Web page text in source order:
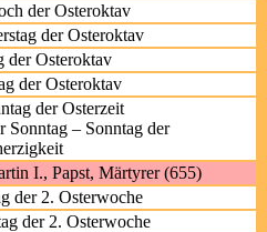
der Osteroktav
der Osteroktav
der Osteroktav
der Osteroktav
der Osterzeit
Sonntag – Sonntag der
I., Papst, Märtyrer (655)
der 2. Osterwoche
der 2. Osterwoche